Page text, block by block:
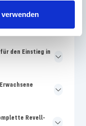
Revell-Modelle?
den Einstieg in
Revell-